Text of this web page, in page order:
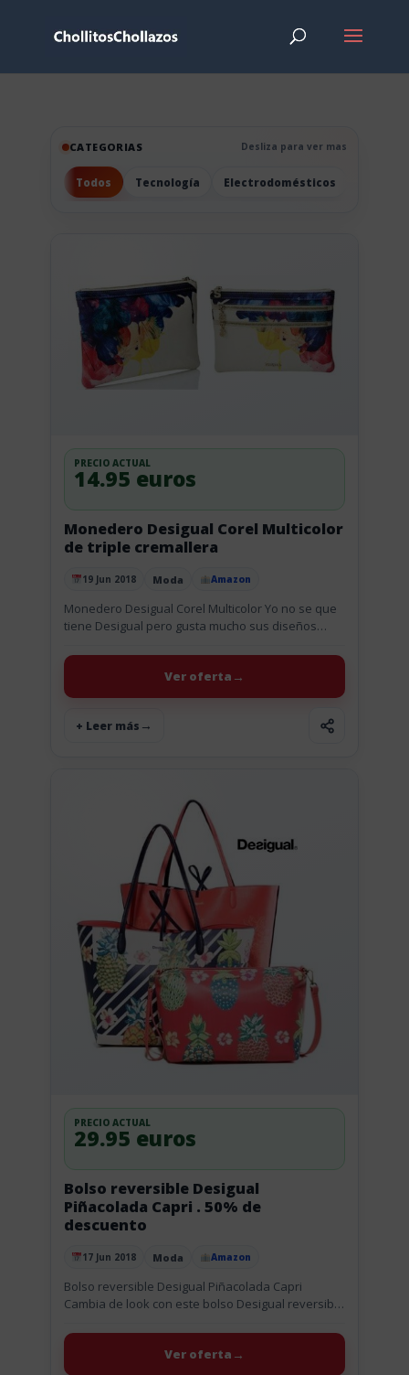
CATEGORIAS Desliza para ver mas
Todos Tecnología Electrodomésticos
Publicado el
19 Jun 2018 Moda Amazon
Monedero Desigual Corel Multicolor
de triple cremallera
PRECIO ACTUAL
14.95 euros
Monedero Desigual Corel Multicolor Yo no se que
tiene Desigual pero gusta mucho sus diseños
es el...
+ Leer más
Ver oferta
Publicado el
17 Jun 2018 Moda Amazon
Bolso reversible Desigual
Piñacolada Capri . 50% de
descuento
PRECIO ACTUAL
29.95 euros
Bolso reversible Desigual Piñacolada Capri
Cambia de look con este bolso Desigual reversible
shopper para mujer con un...
Ver oferta